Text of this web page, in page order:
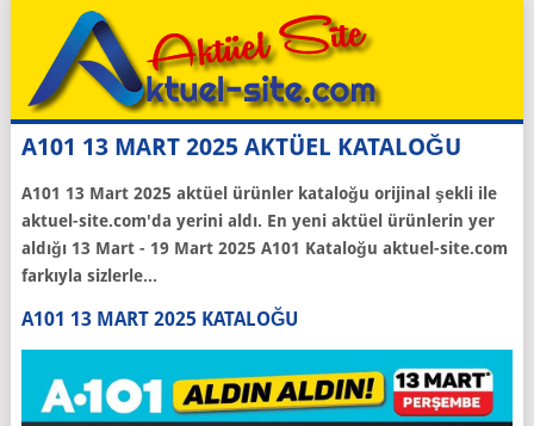
A101 13 MART 2025 AKTÜEL KATALOĞU
A101 13 Mart 2025 aktüel ürünler kataloğu orijinal şekli ile
aktuel-site.com'da yerini aldı. En yeni aktüel ürünlerin yer
aldığı 13 Mart - 19 Mart 2025 A101 Kataloğu aktuel-site.com
farkıyla sizlerle...
A101 13 MART 2025 KATALOĞU